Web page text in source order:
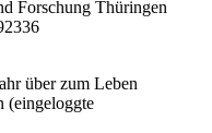
Forschung Thüringen
über zum Leben
(eingeloggte